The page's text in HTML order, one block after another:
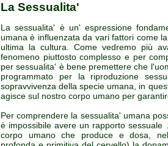
La Sessualita'
La sessualita' è un' espressione
umana è influenzata da vari fattori come
ultima la cultura. Come vedremo più
fenomeno piuttosto complesso e per
per sessualita' è bene premettere che
programmato per la riproduzione
sopravvivenza della specie umana, in
agisce sul nostro corpo umano per
Per comprendere la sessualita' umana
è impossibile avere un rapporto
corpo umano che produce e dosa,